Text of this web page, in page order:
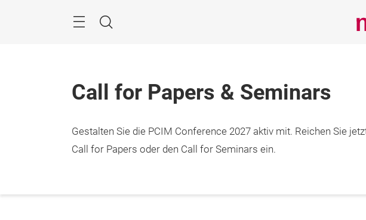
Suche
Call for Papers & Seminars
Gestalten Sie die PCIM Conference 2027 aktiv mit. Reichen Sie
Call for Papers oder den Call for Seminars ein.